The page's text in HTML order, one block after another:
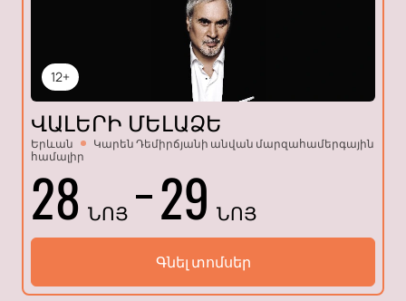
12+
ՎԱԼԵՐԻ ՄԵԼԱՁԵ
Երևան
Կարեն Դեմիրճյանի անվան մարզահամերգային
համալիր
28 ՆՈՅ 29 ՆՈՅ
Գնել տոմսեր